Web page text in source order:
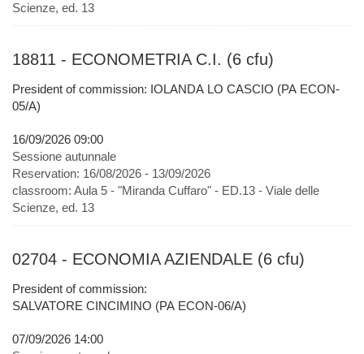
Scienze, ed. 13
18811 - ECONOMETRIA C.I. (6 cfu)
President of commission: IOLANDA LO CASCIO (PA ECON-
05/A)
16/09/2026 09:00
Sessione autunnale
Reservation: 16/08/2026 - 13/09/2026
classroom: Aula 5 - "Miranda Cuffaro" - ED.13 - Viale delle
Scienze, ed. 13
02704 - ECONOMIA AZIENDALE (6 cfu)
President of commission:
SALVATORE CINCIMINO (PA ECON-06/A)
07/09/2026 14:00